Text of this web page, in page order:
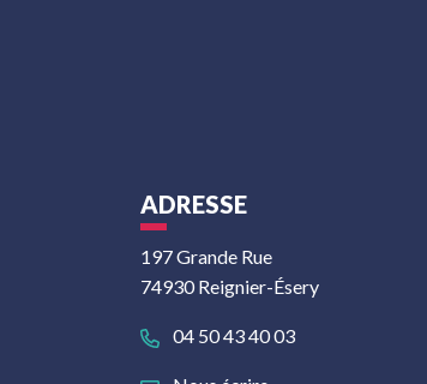
ADRESSE
197 Grande Rue
74930 Reignier-Ésery
04 50 43 40 03